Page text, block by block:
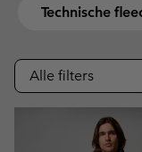
SKIP
Technische
Alle filters